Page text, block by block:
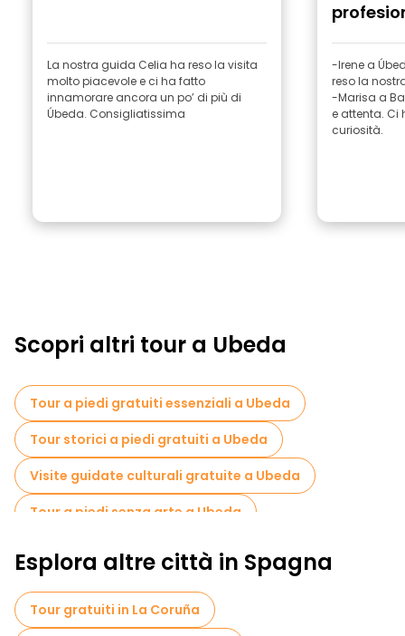
La nostra guida Celia ha reso la visita
molto piacevole e ci ha fatto
innamorare ancora un po’ di più di
Úbeda. Consigliatissima
-Irene a
reso la
-Marisa a
e attenta.
curiosità.
Scopri altri tour a Ubeda
Tour a piedi gratuiti essenziali a Ubeda
Tour storici a piedi gratuiti a Ubeda
Visite guidate culturali gratuite a Ubeda
Tour a piedi senza arte a Ubeda
Tour a piedi gratuiti per famiglie a Ubeda
Esplora altre città in Spagna
Tour gratuiti in La Coruña